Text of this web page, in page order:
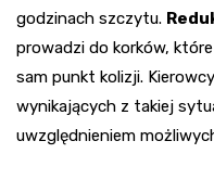
godzinach szczytu.
prowadzi do korków,
sam punkt kolizji.
wynikających z takiej
uwzględnieniem